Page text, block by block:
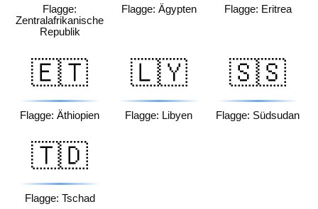
Flagge:
Zentralafrikanische
Republik
Flagge: Ägypten Flagge: Eritrea
🇪🇹
Flagge: Äthiopien
🇱🇾
Flagge: Libyen
🇸🇸
Flagge: Südsudan
🇹🇩
Flagge: Tschad